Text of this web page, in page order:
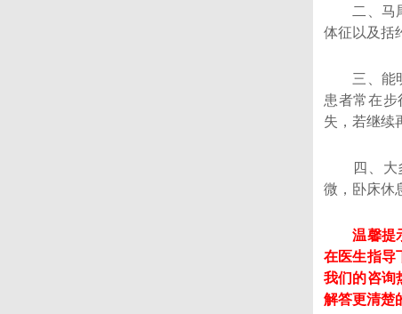
二、马尾
体征以及括
三、能明
患者常在
失，若继续
四、大多
微，卧床休
温馨提示
在医生指导
我们的咨询
解答更清楚